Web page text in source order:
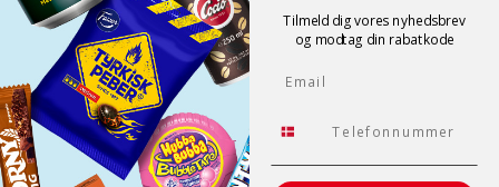
Der er ingen produkter i kurven!
Fortsæt med at handle
Tilmeld dig vores nyhedsbrev
og modtag din rabatkode
Email
Tlf.